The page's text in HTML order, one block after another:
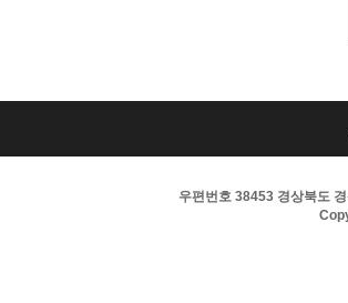
우편번호 38453 경상북도